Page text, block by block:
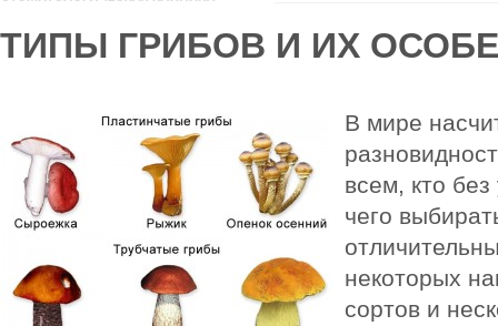
ТИПЫ ГРИБОВ И ИХ
В мире
всем, кто
чего
некоторых
сортов и